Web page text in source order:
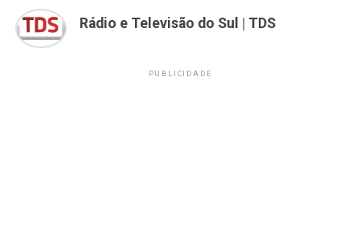
Rádio e Televisão do Sul | TDS
PUBLICIDADE